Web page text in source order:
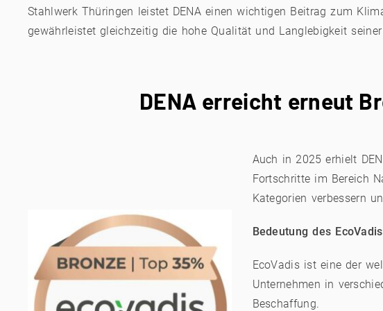
Stahlwerk Thüringen leistet DENA einen wichtigen Beitrag zum
gewährleistet gleichzeitig die hohe Qualität und Langlebigkeit
DENA erreicht erneut
Auch in 2025 erhielt
Fortschritte im Bereich
Kategorien verbessern
Bedeutung des
EcoVadis ist eine der
Unternehmen in
Beschaffung.